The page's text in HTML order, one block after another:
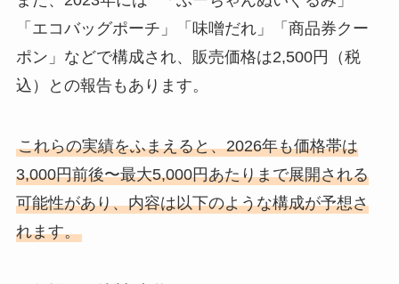
「エコバッグポーチ」「味噌だれ」「商品券クー
ポン」などで構成され、販売価格は2,500円（税
込）との報告もあります。
これらの実績をふまえると、2026年も価格帯は
3,000円前後〜最大5,000円あたりまで展開される
可能性があり、内容は以下のような構成が予想さ
れます。